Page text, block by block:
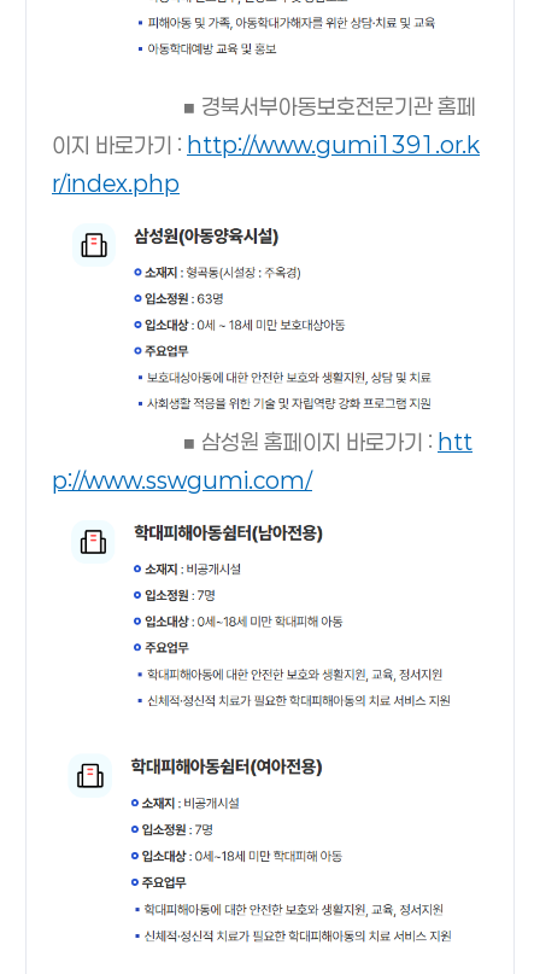
■ 경북서부아동보호전문기관 홈페
이지 바로가기 : http://www.gumi1391.or.k
r/index.php
■ 삼성원 홈페이지 바로가기 : htt
p://www.sswgumi.com/